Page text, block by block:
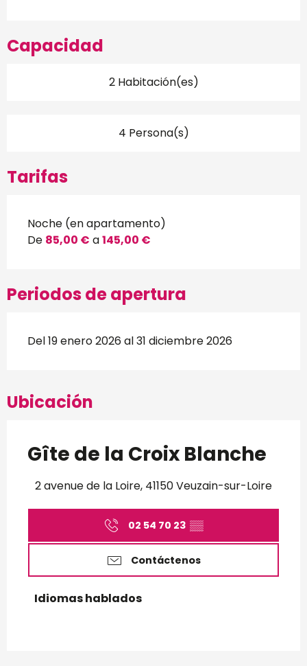
Capacidad
2 Habitación(es)
4 Persona(s)
Tarifas
Noche (en apartamento)
De 85,00 € a145,00 €
Periodos de apertura
Del 19 enero 2026 al 31 diciembre 2026
Ubicación
Gîte de la Croix Blanche
2 avenue de la Loire, 41150 Veuzain-sur-Loire
02 54 70 23 ▒▒
Contáctenos
Idiomas hablados
Idiomas hablados